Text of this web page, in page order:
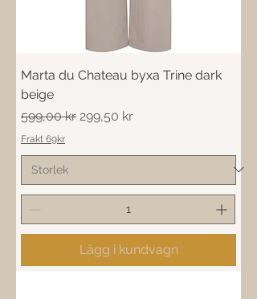
Marta du Chateau byxa Trine dark
beige
Ordinarie pris
599,00 kr Reapris
299,50 kr
Frakt 69kr
Lägg i kundvagn